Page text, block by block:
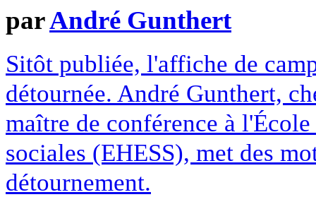
parAndré Gunthert
Sitôt publiée, l'affiche de
détournée. André Gunthert,
maître de conférence à l'École
sociales (EHESS), met des
détournement.